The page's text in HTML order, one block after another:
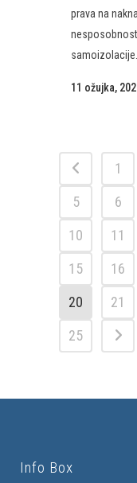
prava na
samoizolacije.
11 ožujka,
1
5
6
10
11
15
16
20
21
25
Info Box